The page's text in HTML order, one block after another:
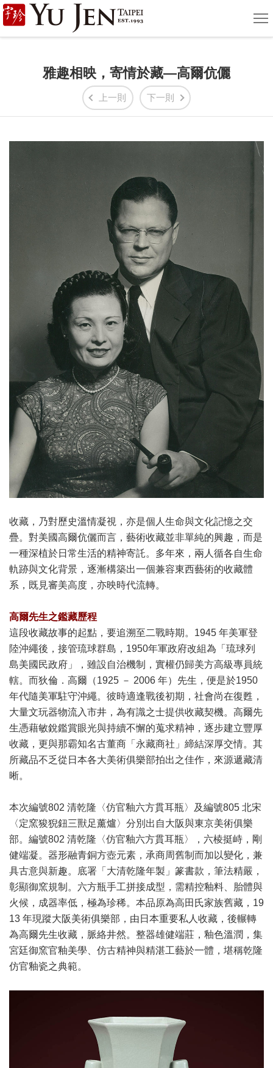
宇
珍
藝
Yu
Jen
Taipei
單
雅趣相映，寄情於藏—高爾伉儷
上一則 下一則
收藏，乃對歷史溫情凝視，亦是個人生命與文化記憶之交
疊。對美國高爾伉儷而言，藝術收藏並非單純的興趣，而是
一種深植於日常生活的精神寄託。多年來，兩人循各自生命
軌跡與文化背景，逐漸構築出一個兼容東西藝術的收藏體
系，既見審美高度，亦映時代流轉。
高爾先生之鑑藏歷程
這段收藏故事的起點，要追溯至二戰時期。1945 年美軍登
陸沖繩後，接管琉球群島，1950年軍政府改組為「琉球列
島美國民政府」，雖設自治機制，實權仍歸美方高級專員統
轄。而狄倫．高爾（1925 － 2006 年）先生，便是於1950
年代隨美軍駐守沖繩。彼時適逢戰後初期，社會尚在復甦，
大量文玩器物流入市井，為有識之士提供收藏契機。高爾先
生憑藉敏銳鑑賞眼光與持續不懈的蒐求精神，逐步建立豐厚
收藏，更與那霸知名古董商「永藏商社」締結深厚交情。其
所藏品不乏從日本各大美術俱樂部拍出之佳作，來源遞藏清
晰。
本次編號802 清乾隆〈仿官釉六方貫耳瓶〉及編號805 北宋
〈定窯狻猊鈕三獸足薰爐〉分別出自大阪與東京美術俱樂
部。編號802 清乾隆〈仿官釉六方貫耳瓶〉，六棱挺峙，剛
健端凝。器形融青銅方壺元素，承商周舊制而加以變化，兼
具古意與新趣。底署「大清乾隆年製」篆書款，筆法精嚴，
彰顯御窯規制。六方瓶手工拼接成型，需精控釉料、胎體與
火候，成器率低，極為珍稀。本品原為高田氏家族舊藏，19
13 年現蹤大阪美術俱樂部，由日本重要私人收藏，後輾轉
為高爾先生收藏，脈絡井然。整器雄健端莊，釉色溫潤，集
宮廷御窯官釉美學、仿古精神與精湛工藝於一體，堪稱乾隆
仿官釉瓷之典範。